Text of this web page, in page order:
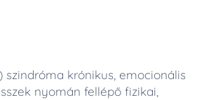
szindróma krónikus, emocionális
nyomán fellépő fizikai,